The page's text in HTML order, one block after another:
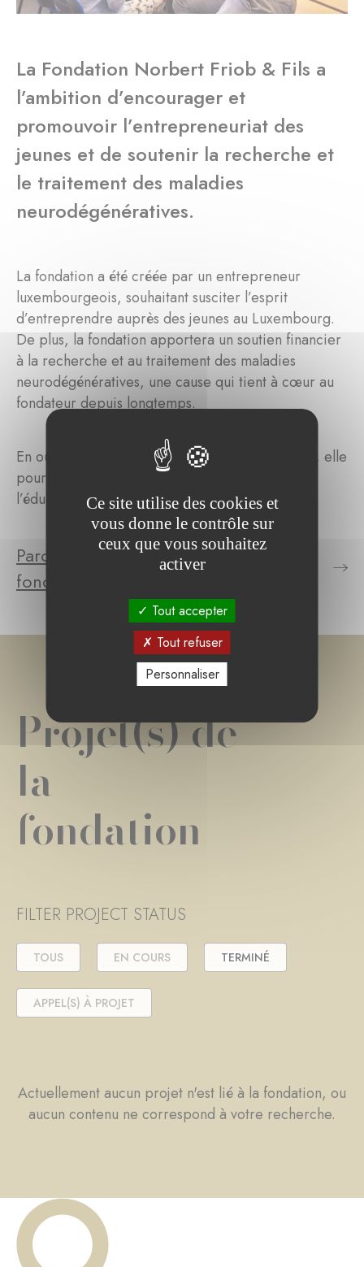
La Fondation Norbert Friob & Fils a
l’ambition d’encourager et
promouvoir l’entrepreneuriat des
jeunes et de soutenir la recherche et
le traitement des maladies
neurodégénératives.
La fondation a été créée par un entrepreneur
luxembourgeois, souhaitant susciter l’esprit
d’entreprendre auprès des jeunes au Luxembourg.
De plus, la fondation apportera un soutien financier
à la recherche et au traitement des maladies
neurodégénératives, une cause qui tient à cœur au
fondateur depuis longtemps.
En outre des objectifs primaires de la fondation, elle
pourra aussi soutenir des projets en lien avec
l’éducation, la santé ou dans le secteur social.
Parcourez le(s) projet(s) de la
fondation
Projet(s) de
la
fondation
FILTER PROJECT STATUS
TOUS EN COURS TERMINÉ
APPEL(S) À PROJET
Actuellement aucun projet n'est lié à la fondation, ou
aucun contenu ne correspond à votre recherche.
Ce site utilise des cookies et
vous donne le contrôle sur
ceux que vous souhaitez
activer
Tout accepter
Tout refuser
Personnaliser